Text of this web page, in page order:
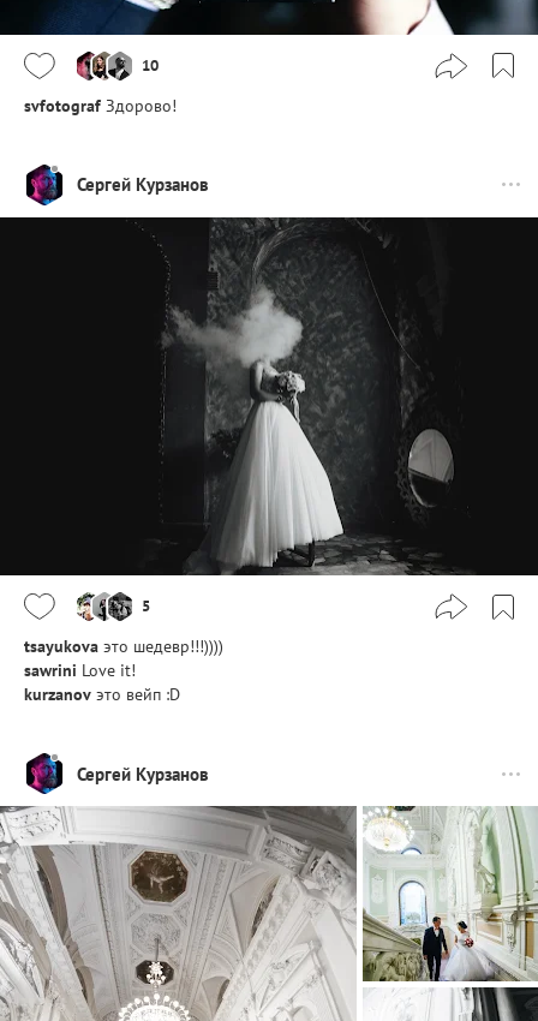
10
svfotograf Здорово!
Сергей Курзанов
5
tsayukova это шедевр!!!))))
sawrini Love it!
kurzanov это вейп :D
Сергей Курзанов